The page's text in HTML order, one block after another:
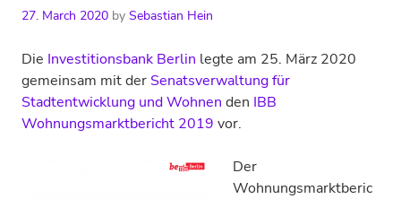
27. March 2020 by Sebastian Hein
Die Investitionsbank Berlin legte am 25. März 2020
gemeinsam mit der Senatsverwaltung für
Stadtentwicklung und Wohnen den IBB
Wohnungsmarktbericht 2019 vor.
Der
Wohnungsmarktberic